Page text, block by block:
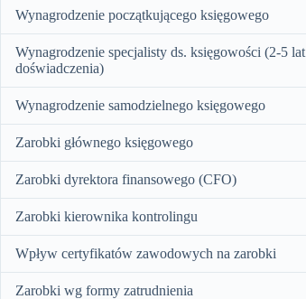
Wynagrodzenie początkującego księgowego
Wynagrodzenie specjalisty ds. księgowości (2-5 lat
doświadczenia)
Wynagrodzenie samodzielnego księgowego
Zarobki głównego księgowego
Zarobki dyrektora finansowego (CFO)
Zarobki kierownika kontrolingu
Wpływ certyfikatów zawodowych na zarobki
Zarobki wg formy zatrudnienia